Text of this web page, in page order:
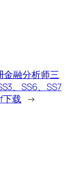
金融分析师三
、SS6、SS7
下载 →